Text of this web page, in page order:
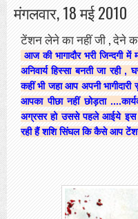
मंगलवार, 18 मई 2010
टेंशन लेने का नहीं जी , देने
आज की भागादौर भरी जिन्दगी
अनिवार्य हिस्सा बनती जा रही ,
कहीं भी जहा आप अपनी
आपका पीछा नहीं छोड़ता
अग्रसर हो उससे पहले आईये इस
रही हैं शशि सिंघल कि कैसे आप